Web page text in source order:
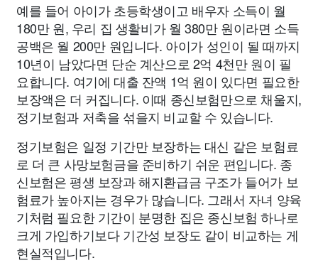
예를 들어 아이가 초등학생이고 배우자 소득이 월
180만 원, 우리 집 생활비가 월 380만 원이라면 소득
공백은 월 200만 원입니다. 아이가 성인이 될 때까지
10년이 남았다면 단순 계산으로 2억 4천만 원이 필
요합니다. 여기에 대출 잔액 1억 원이 있다면 필요한
보장액은 더 커집니다. 이때 종신보험만으로 채울지,
정기보험과 저축을 섞을지 비교할 수 있습니다.
정기보험은 일정 기간만 보장하는 대신 같은 보험료
로 더 큰 사망보험금을 준비하기 쉬운 편입니다. 종
신보험은 평생 보장과 해지환급금 구조가 들어가 보
험료가 높아지는 경우가 많습니다. 그래서 자녀 양육
기처럼 필요한 기간이 분명한 집은 종신보험 하나로
크게 가입하기보다 기간성 보장도 같이 비교하는 게
현실적입니다.